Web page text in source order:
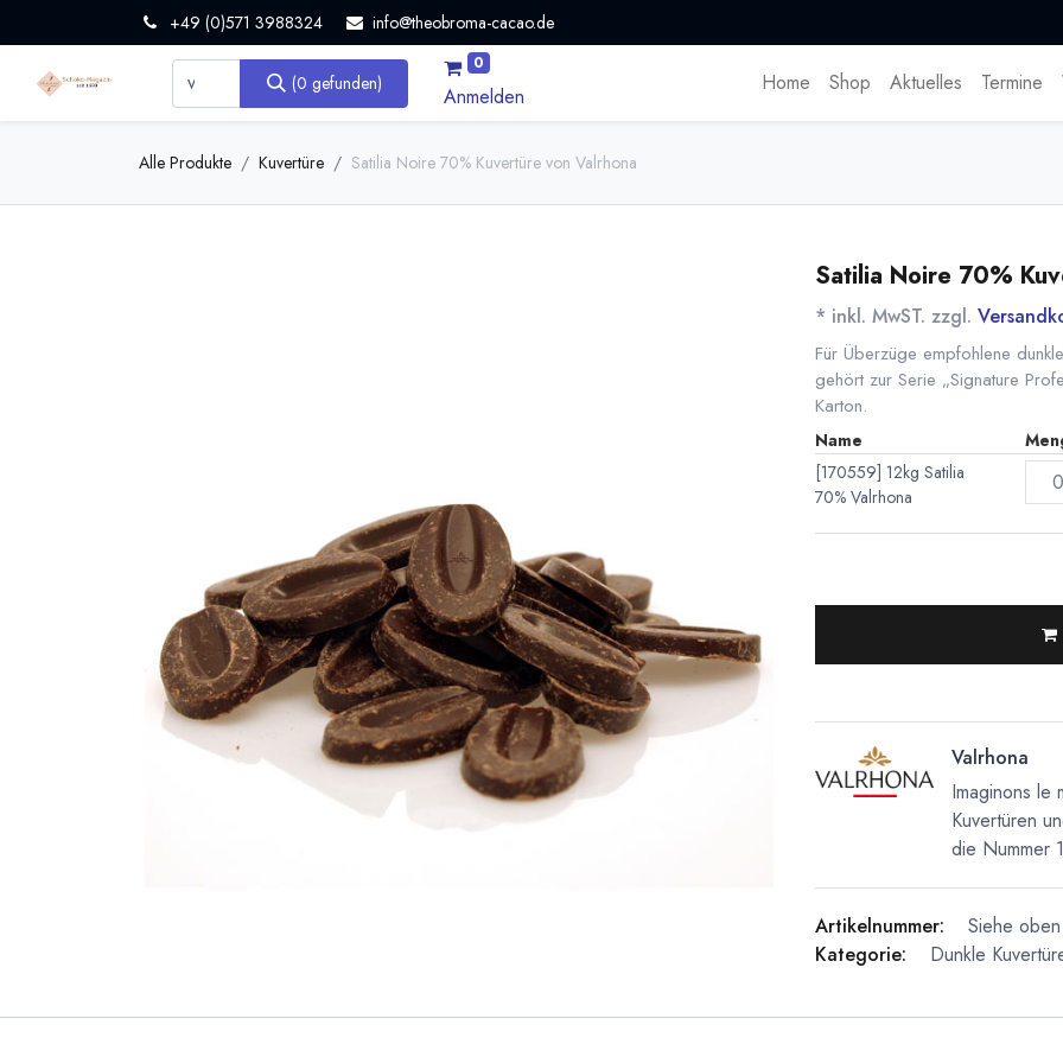
+49 (0)571 3988324 info@theobroma-cacao.de
(0 gefunden)
0
Anmelden
Home Shop Aktuelles Termine
Alle Produkte Kuvertüre Satilia Noire 70% Kuvertüre von Valrhona
Satilia Noire 70%
* inkl. MwST. zzgl.
Für Überzüge empfohlene
gehört zur Serie „Signature
Karton.
Name
[170559] 12kg Satilia
70% Valrhona
Valrhona
Imaginons le
Kuvertüren
die Nummer
Artikelnummer:
Siehe
Kategorie:
Dunkle